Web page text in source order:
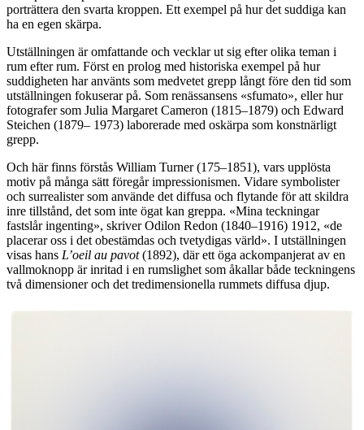
porträttera den svarta kroppen. Ett exempel på hur det suddiga kan
ha en egen skärpa.
Utställningen är omfattande och vecklar ut sig efter olika teman i
rum efter rum. Först en prolog med historiska exempel på hur
suddigheten har använts som medvetet grepp långt före den tid som
utställningen fokuserar på. Som renässansens «sfumato», eller hur
fotografer som Julia Margaret Cameron (1815–1879) och Edward
Steichen (1879– 1973) laborerade med oskärpa som konstnärligt
grepp.
Och här finns förstås William Turner (175–1851), vars upplösta
motiv på många sätt föregår impressionismen. Vidare symbolister
och surrealister som använde det diffusa och flytande för att skildra
inre tillstånd, det som inte ögat kan greppa. «Mina teckningar
fastslår ingenting», skriver Odilon Redon (1840–1916) 1912, «de
placerar oss i det obestämdas och tvetydigas värld». I utställningen
visas hans L’oeil au pavot(1892), där ett öga ackompanjerat av en
vallmoknopp är inritad i en rumslighet som åkallar både teckningens
två dimensioner och det tredimensionella rummets diffusa djup.